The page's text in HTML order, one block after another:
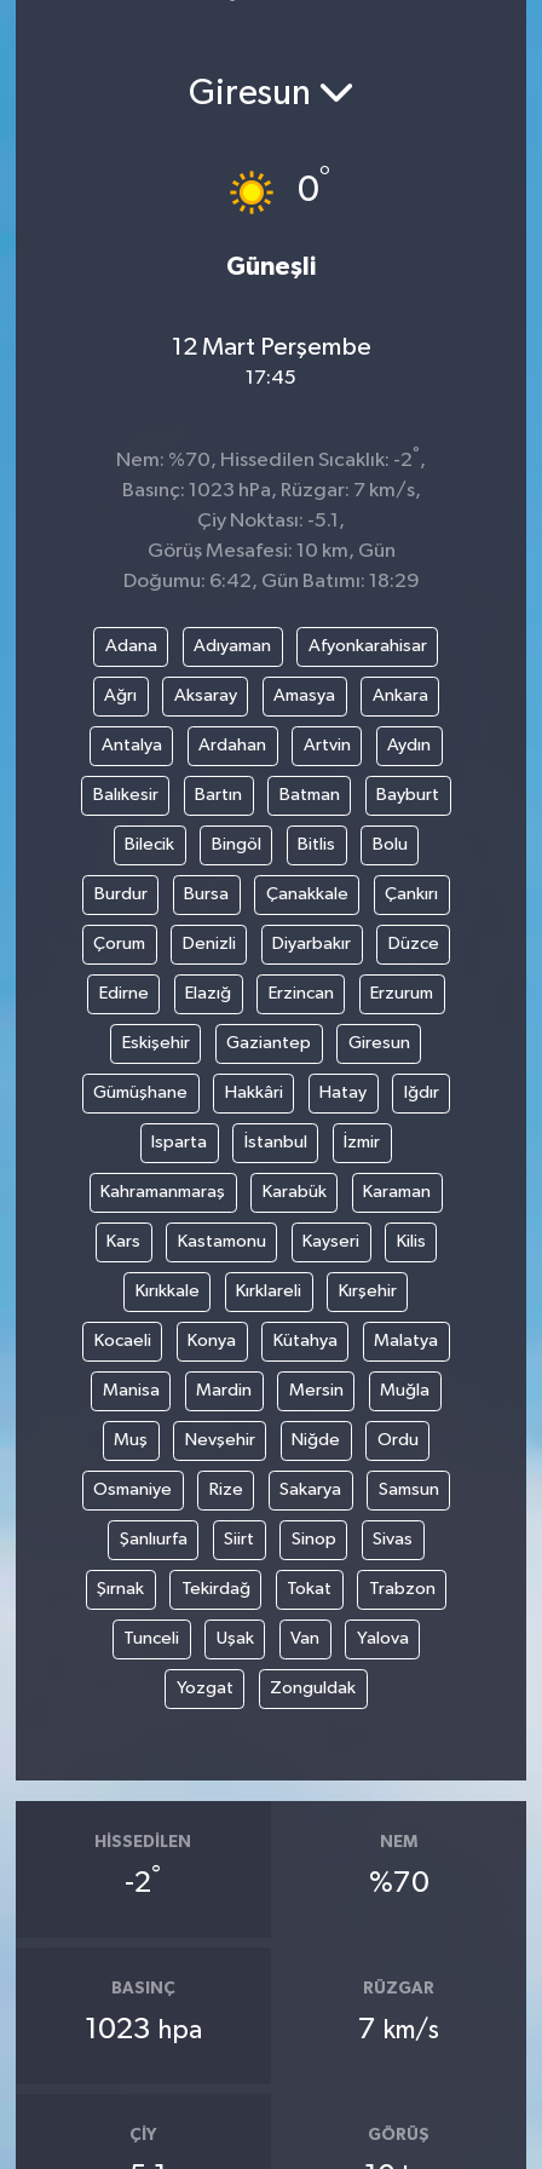
Giresun
0°
Güneşli
12 Mart Perşembe
17:45
Nem: %70, Hissedilen Sıcaklık: -2° ,
Basınç: 1023 hPa, Rüzgar: 7 km/s,
Çiy Noktası: -5.1,
Görüş Mesafesi: 10 km, Gün
Doğumu: 6:42, Gün Batımı: 18:29
Adana Adıyaman Afyonkarahisar
Ağrı Aksaray Amasya Ankara
Antalya Ardahan Artvin Aydın
Balıkesir Bartın Batman Bayburt
Bilecik Bingöl Bitlis Bolu
Burdur Bursa Çanakkale Çankırı
Çorum Denizli Diyarbakır Düzce
Edirne Elazığ Erzincan Erzurum
Eskişehir Gaziantep Giresun
Gümüşhane Hakkâri Hatay Iğdır
Isparta İstanbul İzmir
Kahramanmaraş Karabük Karaman
Kars Kastamonu Kayseri Kilis
Kırıkkale Kırklareli Kırşehir
Kocaeli Konya Kütahya Malatya
Manisa Mardin Mersin Muğla
Muş Nevşehir Niğde Ordu
Osmaniye Rize Sakarya Samsun
Şanlıurfa Siirt Sinop Sivas
Şırnak Tekirdağ Tokat Trabzon
Tunceli Uşak Van Yalova
Yozgat Zonguldak
HISSEDILEN
-2°
NEM
%70
BASINÇ
1023 hpa
RÜZGAR
7 km/s
ÇIY GÖRÜŞ